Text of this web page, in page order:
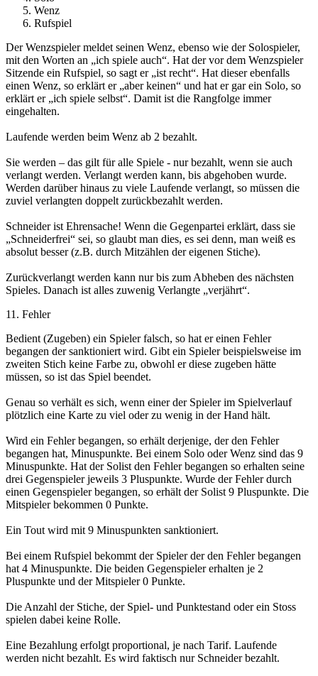
Wenz
Rufspiel
Der Wenzspieler meldet seinen Wenz, ebenso wie der Solospieler,
mit den Worten an „ich spiele auch“. Hat der vor dem Wenzspieler
Sitzende ein Rufspiel, so sagt er „ist recht“. Hat dieser ebenfalls
einen Wenz, so erklärt er „aber keinen“ und hat er gar ein Solo, so
erklärt er „ich spiele selbst“. Damit ist die Rangfolge immer
eingehalten.
Laufende werden beim Wenz ab 2 bezahlt.
Sie werden – das gilt für alle Spiele - nur bezahlt, wenn sie auch
verlangt werden. Verlangt werden kann, bis abgehoben wurde.
Werden darüber hinaus zu viele Laufende verlangt, so müssen die
zuviel verlangten doppelt zurückbezahlt werden.
Schneider ist Ehrensache! Wenn die Gegenpartei erklärt, dass sie
„Schneiderfrei“ sei, so glaubt man dies, es sei denn, man weiß es
absolut besser (z.B. durch Mitzählen der eigenen Stiche).
Zurückverlangt werden kann nur bis zum Abheben des nächsten
Spieles. Danach ist alles zuwenig Verlangte „verjährt“.
11. Fehler
Bedient (Zugeben) ein Spieler falsch, so hat er einen Fehler
begangen der sanktioniert wird. Gibt ein Spieler beispielsweise im
zweiten Stich keine Farbe zu, obwohl er diese zugeben hätte
müssen, so ist das Spiel beendet.
Genau so verhält es sich, wenn einer der Spieler im Spielverlauf
plötzlich eine Karte zu viel oder zu wenig in der Hand hält.
Wird ein Fehler begangen, so erhält derjenige, der den Fehler
begangen hat, Minuspunkte. Bei einem Solo oder Wenz sind das 9
Minuspunkte. Hat der Solist den Fehler begangen so erhalten seine
drei Gegenspieler jeweils 3 Pluspunkte. Wurde der Fehler durch
einen Gegenspieler begangen, so erhält der Solist 9 Pluspunkte. Die
Mitspieler bekommen 0 Punkte.
Ein Tout wird mit 9 Minuspunkten sanktioniert.
Bei einem Rufspiel bekommt der Spieler der den Fehler begangen
hat 4 Minuspunkte. Die beiden Gegenspieler erhalten je 2
Pluspunkte und der Mitspieler 0 Punkte.
Die Anzahl der Stiche, der Spiel- und Punktestand oder ein Stoss
spielen dabei keine Rolle.
Eine Bezahlung erfolgt proportional, je nach Tarif. Laufende
werden nicht bezahlt. Es wird faktisch nur Schneider bezahlt.